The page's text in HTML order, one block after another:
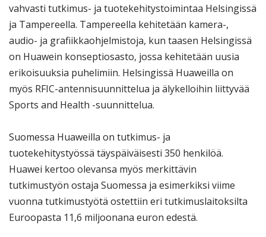
vahvasti tutkimus- ja tuotekehitystoimintaa Helsingissä
ja Tampereella. Tampereella kehitetään kamera-,
audio- ja grafiikkaohjelmistoja, kun taasen Helsingissä
on Huawein konseptiosasto, jossa kehitetään uusia
erikoisuuksia puhelimiin. Helsingissä Huaweilla on
myös RFIC-antennisuunnittelua ja älykelloihin liittyvää
Sports and Health -suunnittelua.
Suomessa Huaweilla on tutkimus- ja
tuotekehitystyössä täyspäiväisesti 350 henkilöä.
Huawei kertoo olevansa myös merkittävin
tutkimustyön ostaja Suomessa ja esimerkiksi viime
vuonna tutkimustyötä ostettiin eri tutkimuslaitoksilta
Euroopasta 11,6 miljoonana euron edestä.